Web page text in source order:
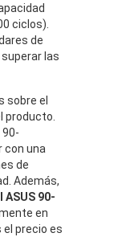
ciclos).
de
las
sobre el
producto.
90-
con una
de
Además,
90-
en
precio es